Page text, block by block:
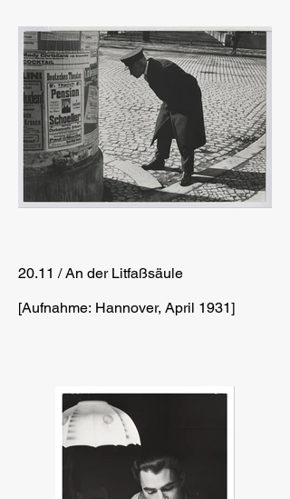
20.11 / An der Litfaßsäule
[Aufnahme: Hannover, April 1931]